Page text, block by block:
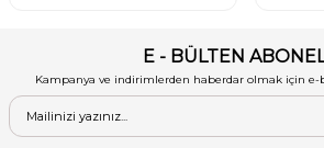
E - BÜLTEN
Kampanya ve indirimlerden haberdar olmak için